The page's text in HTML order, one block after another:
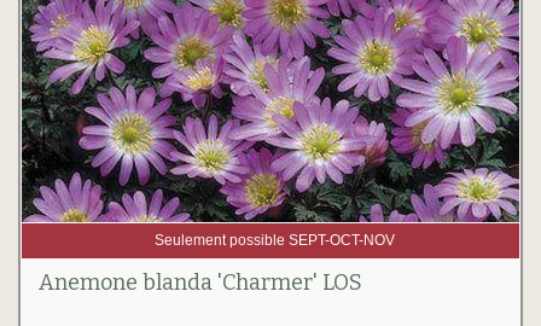
Seulement possible SEPT-OCT-NOV
Anemone blanda 'Charmer' LOS